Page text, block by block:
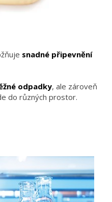
snadné připevnění
odpadky, ale zároveň
do různých prostor.